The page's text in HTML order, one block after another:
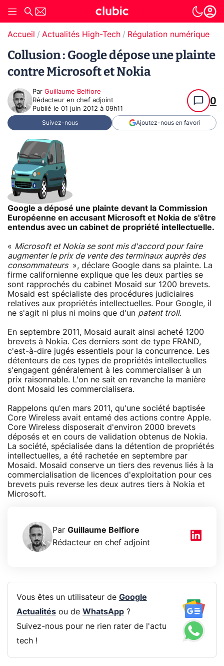
Accueil Actualités High-Tech Régulation numérique
Collusion : Google dépose une plainte
contre Microsoft et Nokia
Par Guillaume Belfiore
Rédacteur en chef adjoint
Publié le 01 juin 2012 à 09h11
0
Suivez-nous Ajoutez-nous en favori
Google a déposé une plainte devant la Commission
Européenne en accusant Microsoft et Nokia de s'être
entendus avec un cabinet de propriété intellectuelle.
« Microsoft et Nokia se sont mis d'accord pour faire
augmenter le prix de vente des terminaux auprès des
consommateurs », déclare Google dans sa plainte. La
firme californienne explique que les deux parties se
sont rapprochés du cabinet Mosaid sur 1200 brevets.
Mosaid est spécialiste des procédures judiciaires
relatives aux propriétés intellectuelles. Pour Google, il
ne s'agit ni plus ni moins que d'un patent troll.
En septembre 2011, Mosaid aurait ainsi acheté 1200
brevets à Nokia. Ces derniers sont de type FRAND,
c'est-à-dire jugés essentiels pour la concurrence. Les
détenteurs de ces types de propriétés intellectuelles
s'engagent généralement à les commercialiser à un
prix raisonnable. L'on ne sait en revanche la manière
dont Mosaid les commercialisera.
Rappelons qu'en mars 2011, qu'une société baptisée
Core Wireless avait entamé des actions contre Apple.
Core Wireless disposerait d'environ 2000 brevets
déposés et en cours de validation obtenus de Nokia.
La société, spécialisée dans la détention de propriétés
intellectuelles, a été rachetée en septembre par
Mosaid. Mosaid conserve un tiers des revenus liés à la
commercialisation de licences d'exploitation pour ces
brevets puis reverse les deux autres tiers à Nokia et
Microsoft.
Par Guillaume Belfiore
Rédacteur en chef adjoint
Vous êtes un utilisateur de Google
Actualitésou de WhatsApp?
Suivez-nous pour ne rien rater de l'actu
tech !